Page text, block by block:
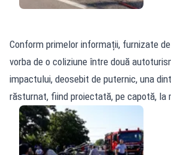
Conform primelor informații, furnizate de
vorba de o coliziune între două
impactului, deosebit de puternic, una
răsturnat, fiind proiectată, pe capotă, la